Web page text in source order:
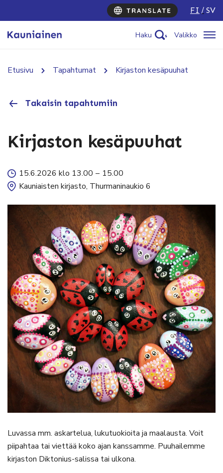
FI SV
Haku Valikko
Etusivu Tapahtumat Kirjaston kesäpuuhat
Takaisin tapahtumiin
Kirjaston kesäpuuhat
15.6.2026 klo 13.00 – 15.00
Kauniaisten kirjasto, Thurmaninaukio 6
Luvassa mm. askartelua, lukutuokioita ja maalausta. Voit
piipahtaa tai viettää koko ajan kanssamme. Puuhailemme
kirjaston Diktonius-salissa tai ulkona.